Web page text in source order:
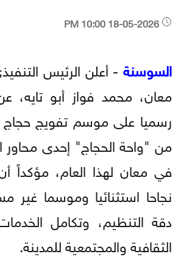
السوسنة - أعلن الرئيس
معان، محمد فواز أبو تايه،
رسميا على موسم تفويج حجاج
من "واحة الحجاج" إحدى محاور
في معان لهذا العام، مؤكداً
نجاحا استثنائيا وموسما
دقة التنظيم، وتكامل
الثقافية والمجتمعية للمدينة.